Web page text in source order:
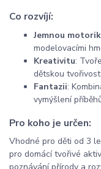
Co rozvíjí:
Jemnou
modelovacími
Kreativitu:
dětskou
Fantazii:
vymýšlení
Pro koho je určen:
Vhodné pro děti od 3
pro domácí tvořivé